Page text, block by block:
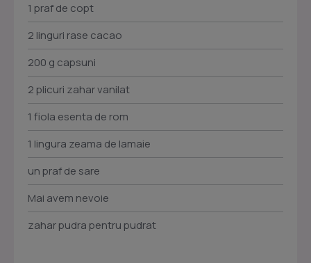
1 praf de copt
2 linguri rase cacao
200 g capsuni
2 plicuri zahar vanilat
1 fiola esenta de rom
1 lingura zeama de lamaie
un praf de sare
Mai avem nevoie
zahar pudra pentru pudrat